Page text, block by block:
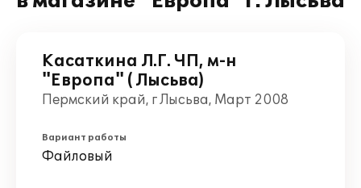
Касаткина Л.Г. ЧП, м-н
"Европа" ( Лысьва)
Пермский край, г Лысьва, Март 2008
Вариант работы
Файловый